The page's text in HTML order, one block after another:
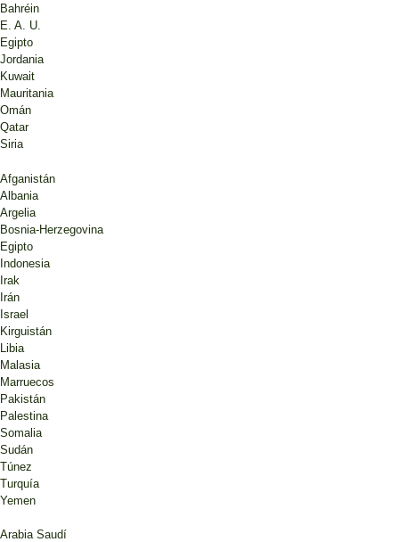
Bahréin
E. A. U.
Egipto
Jordania
Kuwait
Mauritania
Omán
Qatar
Siria
Afganistán
Albania
Argelia
Bosnia-Herzegovina
Egipto
Indonesia
Irak
Irán
Israel
Kirguistán
Libia
Malasia
Marruecos
Pakistán
Palestina
Somalia
Sudán
Túnez
Turquía
Yemen
Arabia Saudí